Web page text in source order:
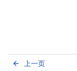
上一页
arrow_back